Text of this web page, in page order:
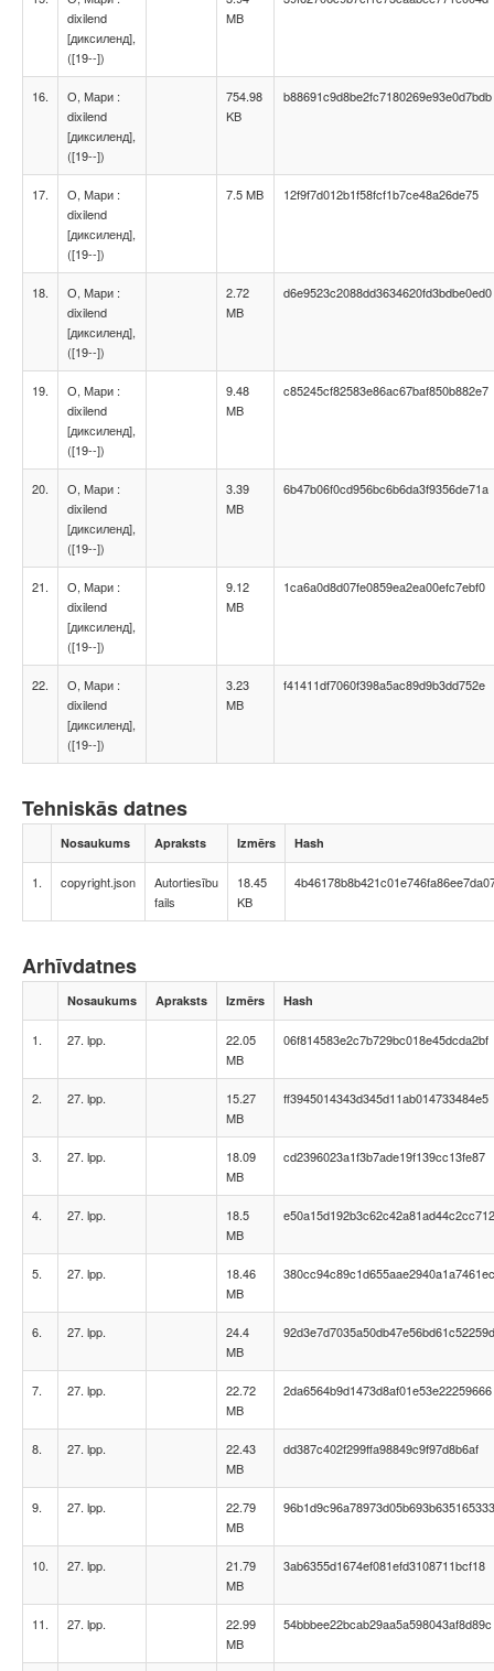
dixilend
[диксиленд],
([19--])
MB
16.
О, Мари :
dixilend
[диксиленд],
([19--])
754.98
KB
b88691c9d8be2fc7180269e93e0d7bdb
17.
О, Мари :
dixilend
[диксиленд],
([19--])
7.5 MB 12f9f7d012b1f58fcf1b7ce48a26de75
18.
О, Мари :
dixilend
[диксиленд],
([19--])
2.72
MB
d6e9523c2088dd3634620fd3bdbe0ed0
19.
О, Мари :
dixilend
[диксиленд],
([19--])
9.48
MB
c85245cf82583e86ac67baf850b882e7
20.
О, Мари :
dixilend
[диксиленд],
([19--])
3.39
MB
6b47b06f0cd956bc6b6da3f9356de71a
21.
О, Мари :
dixilend
[диксиленд],
([19--])
9.12
MB
1ca6a0d8d07fe0859ea2ea00efc7ebf0
22.
О, Мари :
dixilend
[диксиленд],
([19--])
3.23
MB
f41411df7060f398a5ac89d9b3dd752e
Tehniskās datnes
Nosaukums Apraksts Izmērs Hash
1. copyright.json
Autortiesību
fails
18.45
KB
Arhīvdatnes
Nosaukums Apraksts Izmērs Hash
1. 27. lpp.
22.05
MB
06f814583e2c7b729bc018e45dcda2bf
2. 27. lpp.
15.27
MB
ff3945014343d345d11ab014733484e5
3. 27. lpp.
18.09
MB
cd2396023a1f3b7ade19f139cc13fe87
4. 27. lpp.
18.5
MB
e50a15d192b3c62c42a81ad44c2cc712
5. 27. lpp.
18.46
MB
380cc94c89c1d655aae2940a1a7461ec
6. 27. lpp.
24.4
MB
92d3e7d7035a50db47e56bd61c52259d
7. 27. lpp.
22.72
MB
2da6564b9d1473d8af01e53e22259666
8. 27. lpp.
22.43
MB
dd387c402f299ffa98849c9f97d8b6af
9. 27. lpp.
22.79
MB
96b1d9c96a78973d05b693b635165333
10. 27. lpp.
21.79
MB
3ab6355d1674ef081efd3108711bcf18
11. 27. lpp.
22.99
MB
54bbbee22bcab29aa5a598043af8d89c